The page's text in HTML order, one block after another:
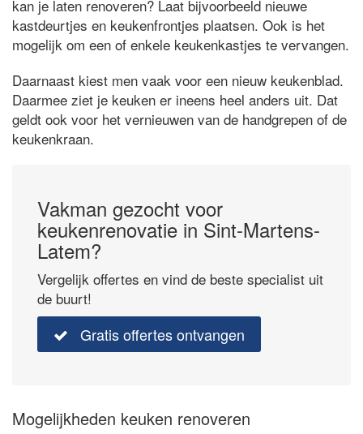
kan je laten renoveren? Laat bijvoorbeeld nieuwe
kastdeurtjes en keukenfrontjes plaatsen. Ook is het
mogelijk om een of enkele keukenkastjes te vervangen.
Daarnaast kiest men vaak voor een nieuw keukenblad.
Daarmee ziet je keuken er ineens heel anders uit. Dat
geldt ook voor het vernieuwen van de handgrepen of de
keukenkraan.
Vakman gezocht voor
keukenrenovatie in Sint-Martens-
Latem?
Vergelijk offertes en vind de beste specialist uit
de buurt!
Gratis offertes ontvangen
Mogelijkheden keuken renoveren